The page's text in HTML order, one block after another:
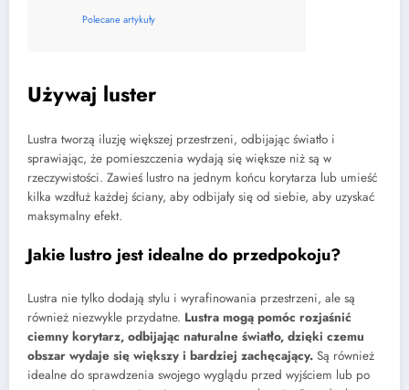
Polecane artykuły
Używaj luster
Lustra tworzą iluzję większej przestrzeni, odbijając światło i
sprawiając, że pomieszczenia wydają się większe niż są w
rzeczywistości. Zawieś lustro na jednym końcu korytarza lub umieść
kilka wzdłuż każdej ściany, aby odbijały się od siebie, aby uzyskać
maksymalny efekt.
Jakie lustro jest idealne do przedpokoju?
Lustra nie tylko dodają stylu i wyrafinowania przestrzeni, ale są
również niezwykle przydatne. Lustra mogą pomóc rozjaśnić
ciemny korytarz, odbijając naturalne światło, dzięki czemu
obszar wydaje się większy i bardziej zachęcający. Są również
idealne do sprawdzenia swojego wyglądu przed wyjściem lub po